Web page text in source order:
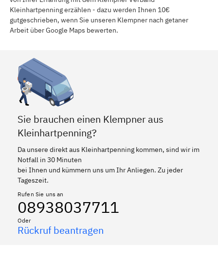
Kleinhartpenning erzählen - dazu werden Ihnen 10€
gutgeschrieben, wenn Sie unseren Klempner nach getaner
Arbeit über Google Maps bewerten.
Sie brauchen einen Klempner aus
Kleinhartpenning?
Da unsere direkt aus Kleinhartpenning kommen, sind wir im
Notfall in 30 Minuten
bei Ihnen und kümmern uns um Ihr Anliegen. Zu jeder
Tageszeit.
Rufen Sie uns an
08938037711
Oder
Rückruf beantragen